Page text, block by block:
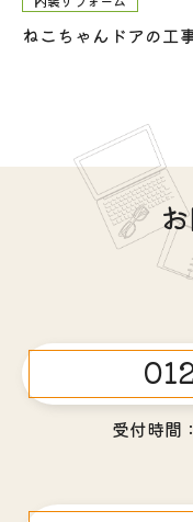
ねこちゃんドアの工
受付時間